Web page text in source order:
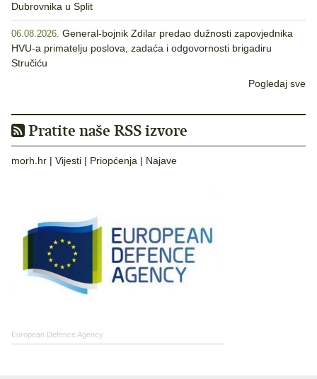
Dubrovnika u Split
06.08.2026. General-bojnik Zdilar predao dužnosti zapovjednika
HVU-a primatelju poslova, zadaća i odgovornosti brigadiru
Stručiću
Pogledaj sve
Pratite naše RSS izvore
morh.hr | Vijesti | Priopćenja | Najave
European Defence Agency